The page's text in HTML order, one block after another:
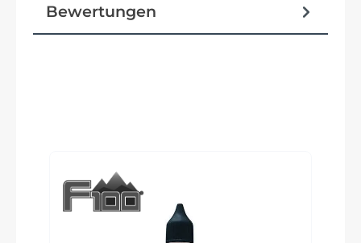
BGM Race Grip-Tape, Antislip
Vorbau
Bewertungen